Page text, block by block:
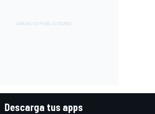
Descarga tus apps